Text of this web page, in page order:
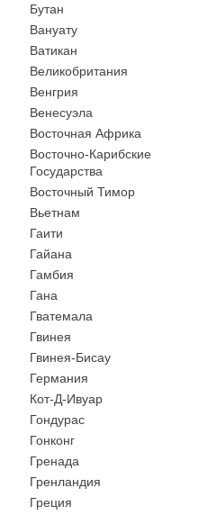
Бутан
Вануату
Ватикан
Великобритания
Венгрия
Венесуэла
Восточная Африка
Восточно-Карибские
Государства
Восточный Тимор
Вьетнам
Гаити
Гайана
Гамбия
Гана
Гватемала
Гвинея
Гвинея-Бисау
Германия
Кот-Д-Ивуар
Гондурас
Гонконг
Гренада
Гренландия
Греция